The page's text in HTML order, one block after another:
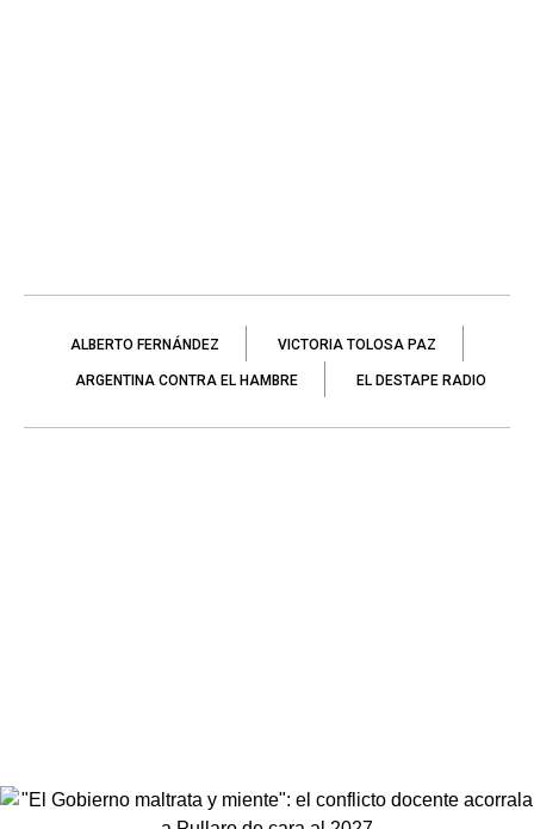
ALBERTO FERNÁNDEZ VICTORIA TOLOSA PAZ
ARGENTINA CONTRA EL HAMBRE EL DESTAPE RADIO